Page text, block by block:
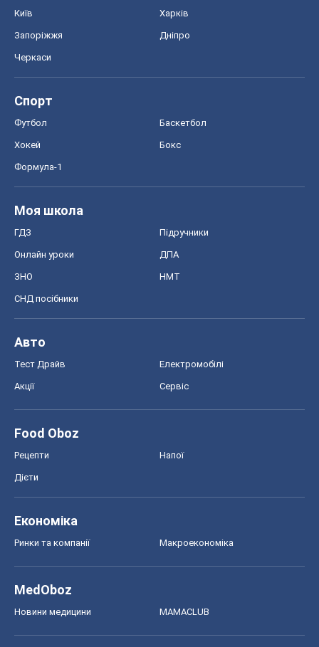
Київ Харків
Запоріжжя Дніпро
Черкаси
Спорт
Футбол Баскетбол
Хокей Бокс
Формула-1
Моя школа
ГДЗ Підручники
Онлайн уроки ДПА
ЗНО НМТ
СНД посібники
Авто
Тест Драйв Електромобілі
Акції Сервіс
Food Oboz
Рецепти Напої
Дієти
Економіка
Ринки та компанії Макроекономіка
MedOboz
Новини медицини MAMACLUB